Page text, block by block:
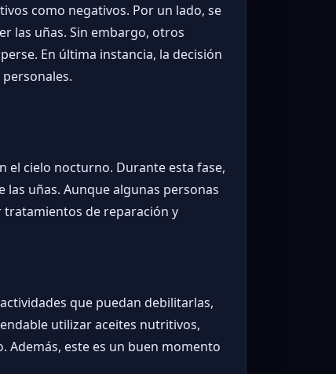
como negativos. Por un lado, se
las uñas. Sin embargo, otros
En última instancia, la decisión
el cielo nocturno. Durante esta fase,
uñas. Aunque algunas personas
de reparación y
que puedan debilitarlas,
utilizar aceites nutritivos,
Además, este es un buen momento